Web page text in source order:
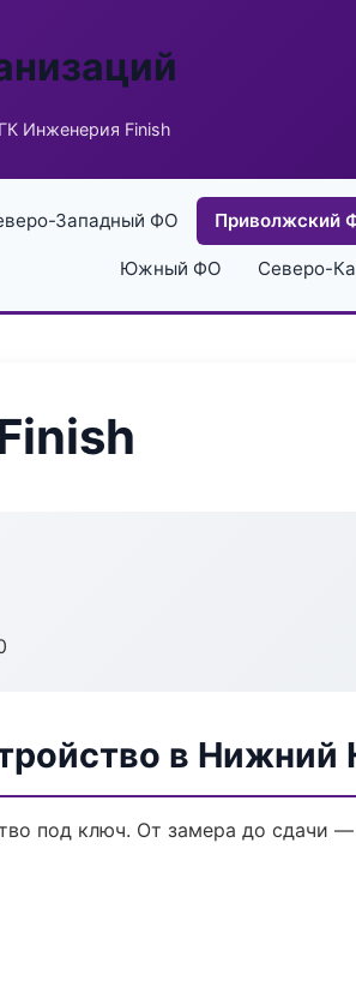
Инженерия Finish
Западный ФО Приволжский
Южный ФО Северо-
в Нижний
под ключ. От замера до сдачи